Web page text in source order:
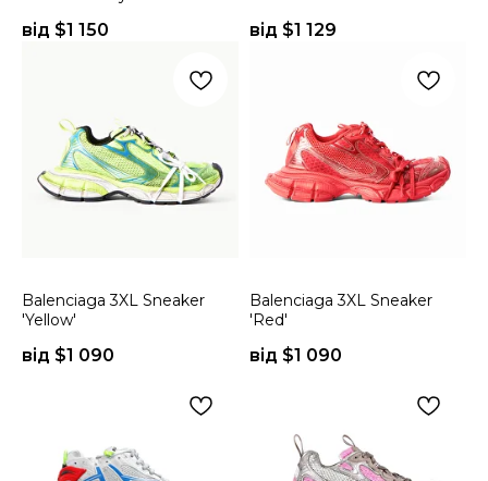
від $1 150 від $1 129
Balenciaga 3XL Sneaker
'Yellow'
від $1 090
Balenciaga 3XL Sneaker
'Red'
від $1 090